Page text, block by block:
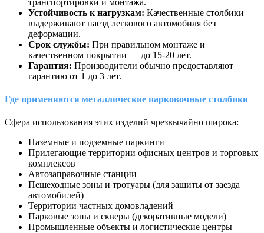
Устойчивость к нагрузкам: Качественные столбики
выдерживают наезд легкового автомобиля без
деформации.
Срок службы: При правильном монтаже и
качественном покрытии — до 15-20 лет.
Гарантия: Производители обычно предоставляют
гарантию от 1 до 3 лет.
Где применяются металлические парковочные столбики
Сфера использования этих изделий чрезвычайно широка:
Наземные и подземные паркинги
Прилегающие территории офисных центров и торговых
комплексов
Автозаправочные станции
Пешеходные зоны и тротуары (для защиты от заезда
автомобилей)
Территории частных домовладений
Парковые зоны и скверы (декоративные модели)
Промышленные объекты и логистические центры